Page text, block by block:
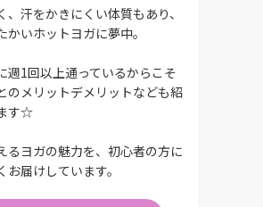
、汗をかきにくい体質もあり、
かいホットヨガに夢中。
週1回以上通っているからこそ
のメリットデメリットなども紹
す☆
るヨガの魅力を、初心者の方に
お届けしています。